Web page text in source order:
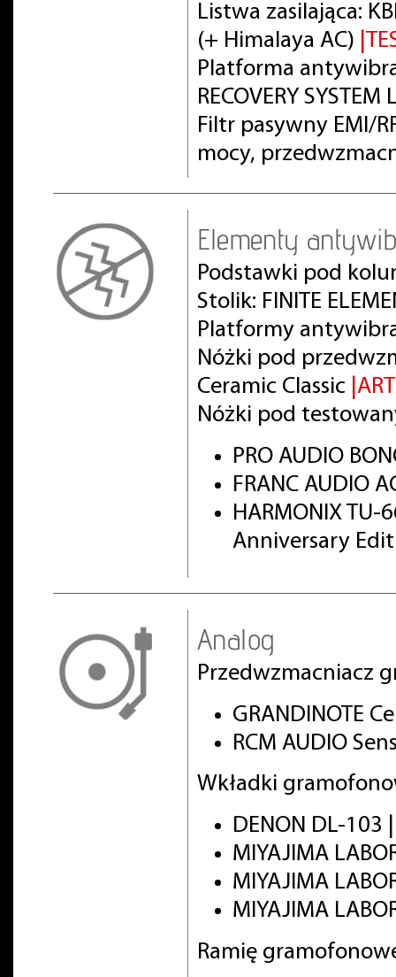
Listwa zasilająca:
(+ Himalaya AC)
Platforma
RECOVERY
Filtr pasywny EMI/
mocy,
Elementy
Podstawki pod
Stolik: FINITE
Platformy
Nóżki pod
Ceramic Classic
Nóżki pod
PRO AUDIO
FRANC AUDIO
HARMONIX TU-
Anniversary
Analog
Przedwzmacniacz
GRANDINOTE
RCM AUDIO
Wkładki
DENON DL-103
MIYAJIMA
MIYAJIMA
MIYAJIMA
Ramię